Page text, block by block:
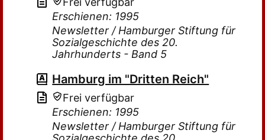
Erschienen: 1995
Newsletter / Hamburger Stiftung für
Sozialgeschichte des 20.
Jahrhunderts - Band 5
Hamburg im "Dritten Reich"
Frei verfügbar
Erschienen: 1995
Newsletter / Hamburger Stiftung für